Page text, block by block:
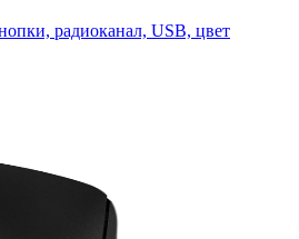
радиоканал, USB, цвет